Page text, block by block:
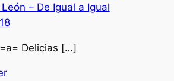
– De Igual a Igual
Delicias […]